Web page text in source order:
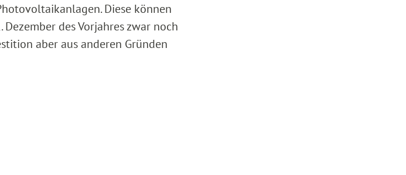
Diese können
des Vorjahres zwar noch
aber aus anderen Gründen